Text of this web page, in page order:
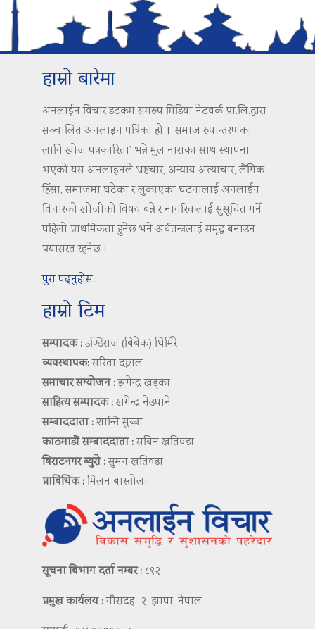
हाम्रो बारेमा
अनलाईन विचार डटकम समरुप मिडिया नेटवर्क प्रा.लि.द्वारा
सञ्चालित अनलाइन पत्रिका हो । ‘समाज रुपान्तरणका
लागि खोज पत्रकारिता’ भन्ने मुल नाराका साथ स्थापना
भएको यस अनलाइनले भ्रष्टचार, अन्याय अत्याचार, लैंगिक
हिंसा, समाजमा घटेका र लुकाएका घटनालाई अनलाईन
विचारको खोजीको विषय बन्ने र नागरिकलाई सुसूचित गर्ने
पहिलो प्राथमिकता हुनेछ भने अर्थतन्त्रलाई समृद्ध बनाउन
प्रयासरत रहनेछ ।
पुरा पढ्नुहोस..
हाम्रो टिम
सम्पादक :डण्डिराज (बिबेक) घिमिरे
व्यवस्थापक:सरिता दङ्गाल
समाचार सम्योजन :झगेन्द्र खड्का
साहित्य सम्पादक :खगेन्द्र नेउपाने
सम्बाददाता :शान्ति सुब्बा
काठमाडौं सम्बाददाता :सबिन खतिवडा
बिराटनगर ब्युरो :सुमन खतिवडा
प्राबिधिक :मिलन बास्तोला
सूचना बिभाग दर्ता नम्बर : ८९२
प्रमुख कार्यलय :गौरादह -२, झापा, नेपाल